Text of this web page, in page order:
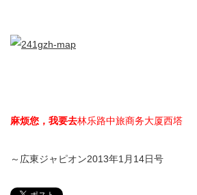
麻烦您 ， 我要去林乐路中旅商务大厦西塔
～広東ジャピオン2013年1月14日号